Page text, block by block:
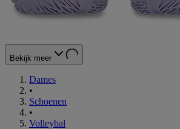
Bekijk meer
Dames
•
Schoenen
•
Volleybal